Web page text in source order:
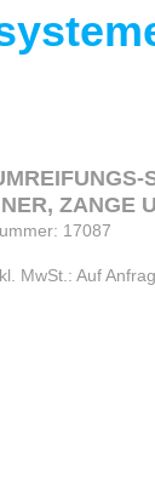
ZANGE
17087
MwSt.: Auf